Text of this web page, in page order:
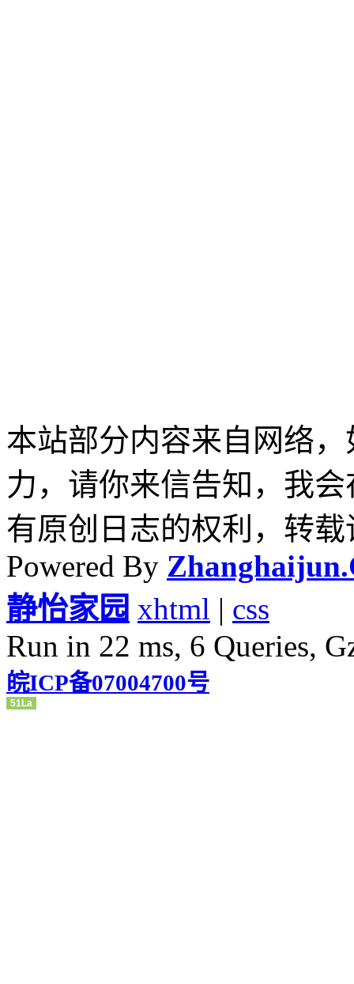
本站部分内容来自网络
力，请你来信告知，我
有原创日志的权利，转
Powered By
静怡家园 xhtml | css
Run in 22 ms, 6 Queries,
皖ICP备07004700号
51La